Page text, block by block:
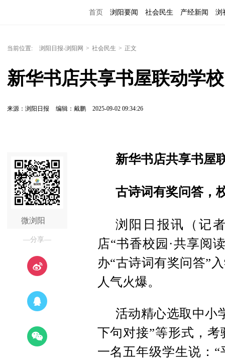
首页 浏阳要闻 社会民生 产经新闻 浏
当前位置: 浏阳日报-浏阳网 > 社会民生 > 正文
新华书店共享书屋联动学校
来源：浏阳日报 编辑：戴鹏 2025-09-02 09:34:26
微浏阳
—分享—
新华书店共享书屋
古诗词有奖问答，
浏阳日报讯（记
店“书香校园·共享阅
办“古诗词有奖问答”
人气火爆。
活动精心选取中小
下句对接”等形式，
一名五年级学生说：